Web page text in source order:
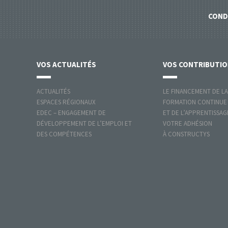
VOS ACTUALITÉS
ACTUALITÉS
ESPACES RÉGIONAUX
EDEC – ENGAGEMENT DE
DÉVELOPPEMENT DE L’EMPLOI ET
DES COMPÉTENCES
VOS
LE FINANCEMENT DE LA
FORMATION CONTINUE
ET DE
VOTRE ADHÉSION
À CONSTRUCTYS